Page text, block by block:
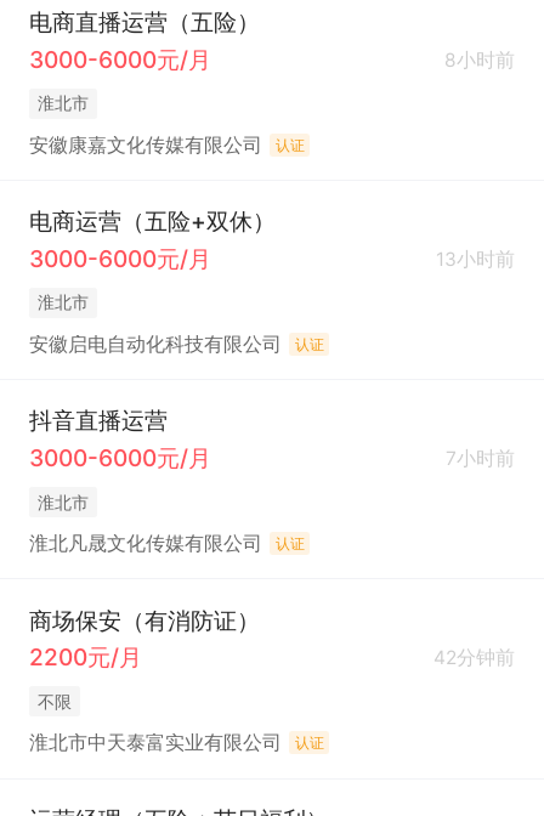
电商直播运营（五险）
3000-6000元/月
8小时前
淮北市
安徽康嘉文化传媒有限公司 认证
电商运营（五险+双休）
3000-6000元/月
13小时前
淮北市
安徽启电自动化科技有限公司 认证
抖音直播运营
3000-6000元/月
7小时前
淮北市
淮北凡晟文化传媒有限公司 认证
商场保安（有消防证）
2200元/月
42分钟前
不限
淮北市中天泰富实业有限公司 认证